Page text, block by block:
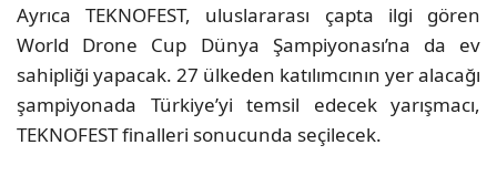
Ayrıca TEKNOFEST, uluslararası çapta ilgi gören
World Drone Cup Dünya Şampiyonası’na da ev
sahipliği yapacak. 27 ülkeden katılımcının yer alacağı
şampiyonada Türkiye’yi temsil edecek yarışmacı,
TEKNOFEST finalleri sonucunda seçilecek.